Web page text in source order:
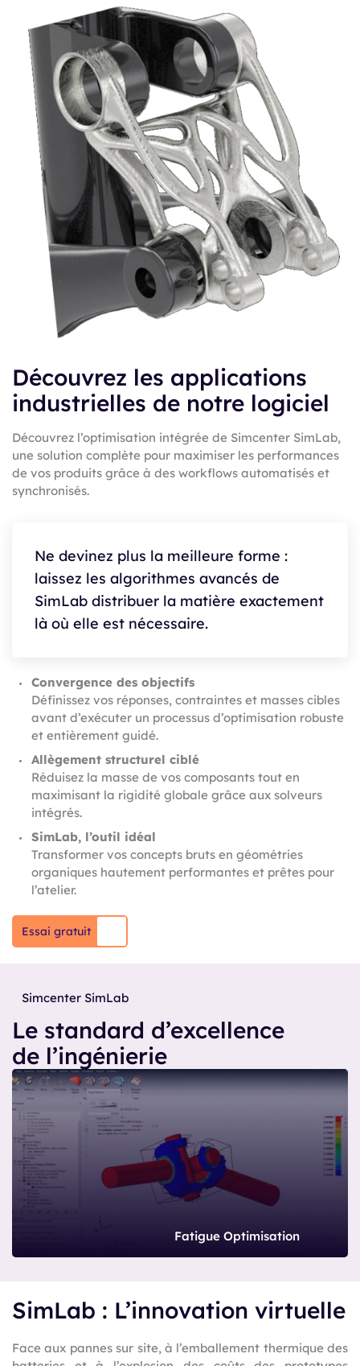
Découvrez les applications
industrielles de notre logiciel
Découvrez l’optimisation intégrée de Simcenter SimLab,
une solution complète pour maximiser les performances
de vos produits grâce à des workflows automatisés et
synchronisés.
Ne devinez plus la meilleure forme :
laissez les algorithmes avancés de
SimLab distribuer la matière exactement
là où elle est nécessaire.
Convergence des objectifs
Définissez vos réponses, contraintes et masses cibles
avant d’exécuter un processus d’optimisation robuste
et entièrement guidé.
Allègement structurel ciblé
Réduisez la masse de vos composants tout en
maximisant la rigidité globale grâce aux solveurs
intégrés.
SimLab, l’outil idéal
Transformer vos concepts bruts en géométries
organiques hautement performantes et prêtes pour
l’atelier.
Essai gratuit
Fatigue Optimisation
Simcenter SimLab
Le standard d’excellence
de l’ingénierie
SimLab : L’innovation virtuelle
Face aux pannes sur site, à l’emballement thermique des